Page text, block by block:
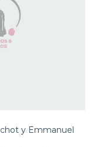
y Emmanuel